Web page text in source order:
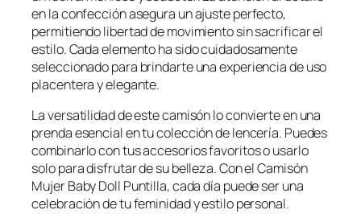
r
i
g
i
n
a
l
e
r
a
c
t
u
a
e
s
:
$
4
en la confección asegura un ajuste perfecto,
permitiendo libertad de movimiento sin sacrificar el
estilo. Cada elemento ha sido cuidadosamente
seleccionado para brindarte una experiencia de uso
placentera y elegante.
La versatilidad de este camisón lo convierte en una
prenda esencial en tu colección de lencería. Puedes
combinarlo con tus accesorios favoritos o usarlo
solo para disfrutar de su belleza. Con el Camisón
Mujer Baby Doll Puntilla, cada día puede ser una
celebración de tu feminidad y estilo personal.